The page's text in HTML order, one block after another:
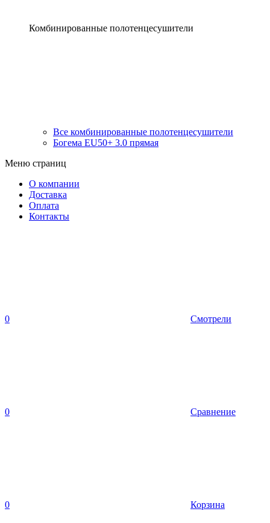
Комбинированные полотенцесушители
Все комбинированные полотенцесушители
Богема EU50+ 3.0 прямая
Меню страниц
О компании
Доставка
Оплата
Контакты
0 Смотрели
0 Сравнение
0 Корзина